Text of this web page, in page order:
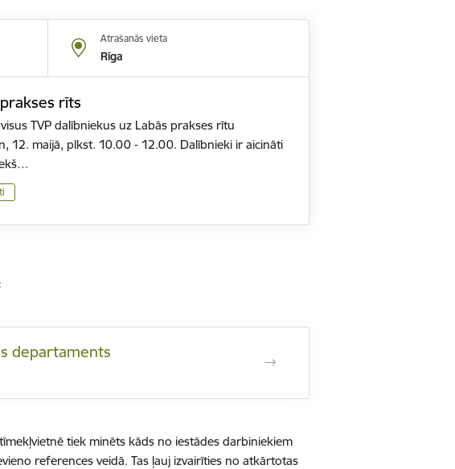
Atrašanās vieta
Rīga
rīts
TVP dalībniekus uz Labās prakses rītu
12. maijā, plkst. 10.00 - 12.00. Dalībnieki ir aicināti
departaments
tiek minēts kāds no iestādes darbiniekiem
references veidā. Tas ļauj izvairīties no atkārtotas